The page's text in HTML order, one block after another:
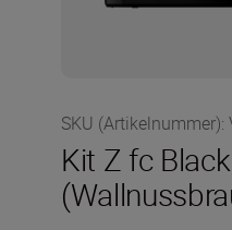
SKU (Artikelnummer):
Kit Z fc